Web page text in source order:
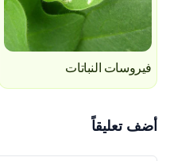
فيروسات النباتات
أضف تعليقاً